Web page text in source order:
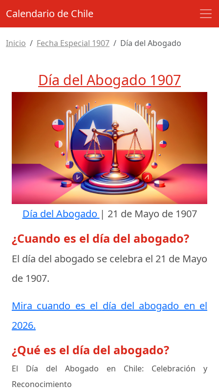
Calendario de Chile
Inicio Fecha Especial 1907 Día del Abogado
Día del Abogado 1907
Día del Abogado | 21 de Mayo de 1907
¿Cuando es el día del abogado?
El día del abogado se celebra el 21 de Mayo
de 1907.
Mira cuando es el día del abogado en el
2026.
¿Qué es el día del abogado?
El Día del Abogado en Chile: Celebración y
Reconocimiento